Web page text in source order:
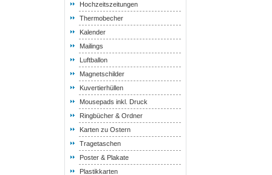
Hochzeitszeitungen
Thermobecher
Kalender
Mailings
Luftballon
Magnetschilder
Kuvertierhüllen
Mousepads inkl. Druck
Ringbücher & Ordner
Karten zu Ostern
Tragetaschen
Poster & Plakate
Plastikkarten